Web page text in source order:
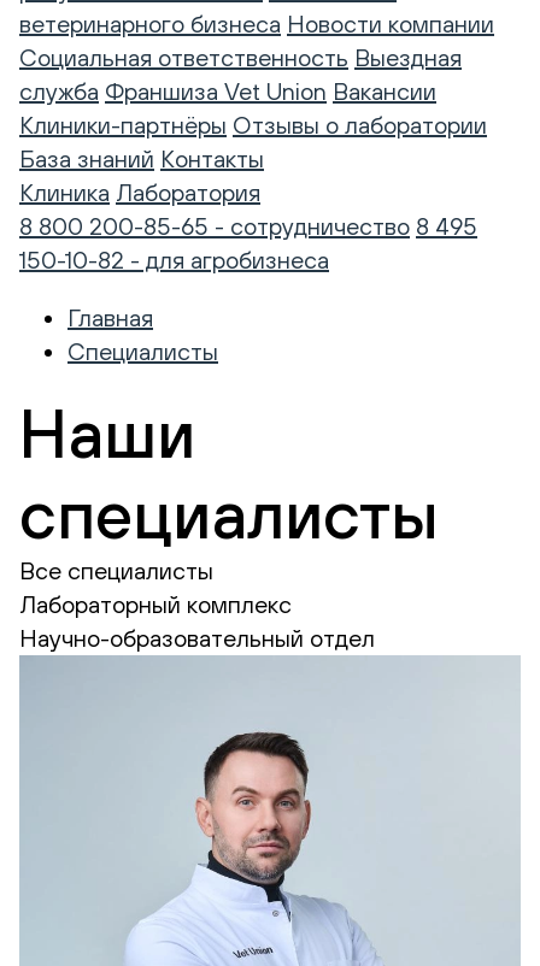
ветеринарного бизнеса Новости компании
Социальная ответственность Выездная
служба Франшиза Vet Union Вакансии
Клиники-партнёры Отзывы о лаборатории
База знаний Контакты
Клиника Лаборатория
8 800 200-85-65 - сотрудничество 8 495
150-10-82 - для агробизнеса
Главная
Специалисты
Наши
специалисты
Все специалисты
Лабораторный комплекс
Научно-образовательный отдел